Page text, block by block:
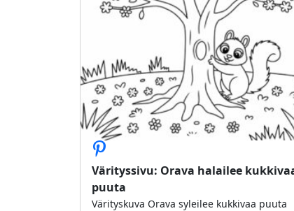
Värityssivu: Orava halailee
puuta
Värityskuva Orava syleilee kukkivaa puuta